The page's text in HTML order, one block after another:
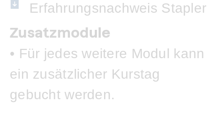
Erfahrungsnachweis Stapler
Zusatzmodule
• Für jedes weitere Modul kann
ein zusätzlicher Kurstag
gebucht werden.